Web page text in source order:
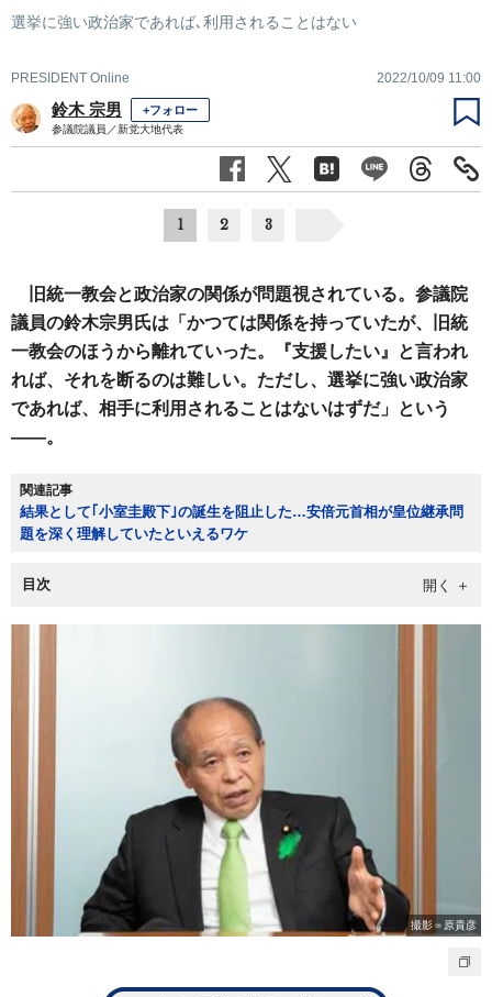
選挙に強い政治家であれば､利用されることはない
PRESIDENT Online 2022/10/09 11:00
鈴木 宗男 +フォロー
参議院議員／新党大地代表
1 2 3
旧統一教会と政治家の関係が問題視されている。参議院
議員の鈴木宗男氏は「かつては関係を持っていたが、旧統
一教会のほうから離れていった。『支援したい』と言われ
れば、それを断るのは難しい。ただし、選挙に強い政治家
であれば、相手に利用されることはないはずだ」という
――。
関連記事
結果として｢小室圭殿下｣の誕生を阻止した…安倍元首相が皇位継承問
題を深く理解していたといえるワケ
目次
撮影＝原貴彦